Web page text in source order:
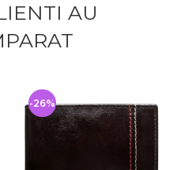
AU
-26%